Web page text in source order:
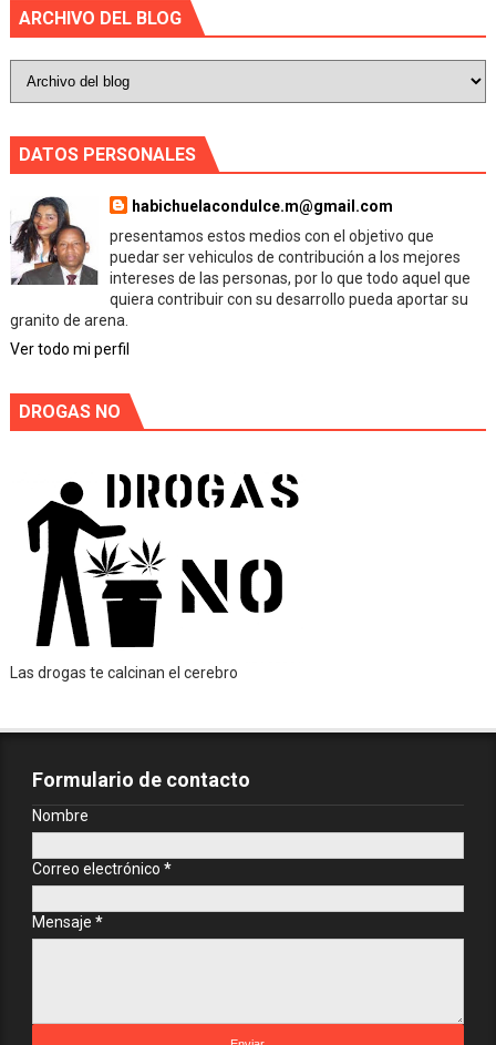
ARCHIVO DEL BLOG
DATOS PERSONALES
habichuelacondulce.m@gmail.com
presentamos estos medios con el objetivo que
puedar ser vehiculos de contribución a los mejores
intereses de las personas, por lo que todo aquel que
quiera contribuir con su desarrollo pueda aportar su
granito de arena.
Ver todo mi perfil
DROGAS NO
Las drogas te calcinan el cerebro
Formulario de contacto
Nombre
Correo electrónico *
Mensaje *